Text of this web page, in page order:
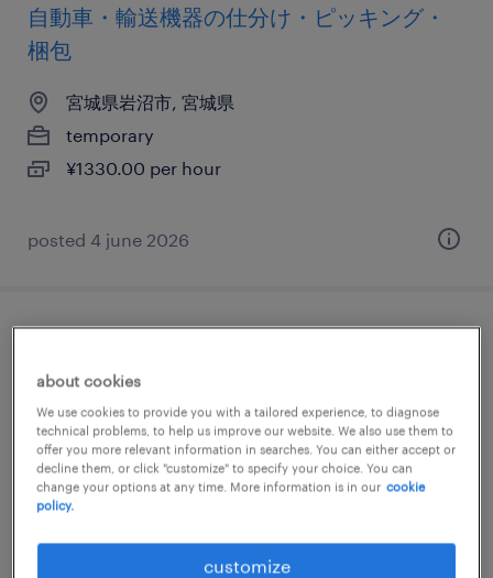
自動車・輸送機器の仕分け・ピッキング・
梱包
宮城県岩沼市, 宮城県
temporary
¥1330.00 per hour
posted 4 june 2026
宮城県岩沼市, 宮城県
temporary
¥1200.00 per hour
about cookies
We use cookies to provide you with a tailored experience, to diagnose
technical problems, to help us improve our website. We also use them to
offer you more relevant information in searches. You can either accept or
decline them, or click "customize" to specify your choice. You can
change your options at any time. More information is in our cookie
policy.
customize